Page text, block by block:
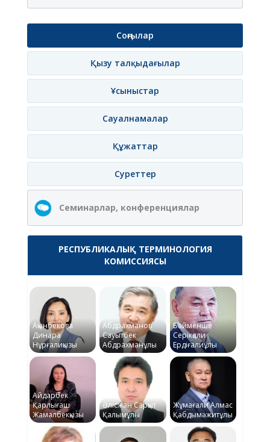
Соңғылар
Қызу талқыдағылар
Ұсыныстар
Сауалнамалар
Құжаттар
Суреттер
Семинарлар, конференциялар
РЕСПУБЛИКАЛЫҚ ТЕРМИНОЛОГИЯ
КОМИССИЯСЫ
Ақынбекова
Динара
Нұрғалиқызы
Абдрахманов
Сауытбек
Абдрахманұлы
Байменше
Серікқали
Ердіғалиұлы
Айдарбек
Қарлығаш
Жамалбекқызы
Әлісжан Сарқыт
Қалымұлы
Жұмағали Алмас
Қабдымәжитұлы